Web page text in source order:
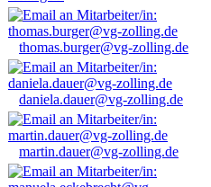
thomas.burger@vg-zolling.de
daniela.dauer@vg-zolling.de
martin.dauer@vg-zolling.de